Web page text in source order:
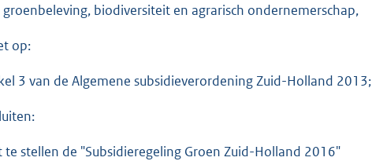
groenbeleving, biodiversiteit en agrarisch ondernemerschap,
op:
3 van de Algemene subsidieverordening Zuid-Holland 2013;
te stellen de "Subsidieregeling Groen Zuid-Holland 2016"